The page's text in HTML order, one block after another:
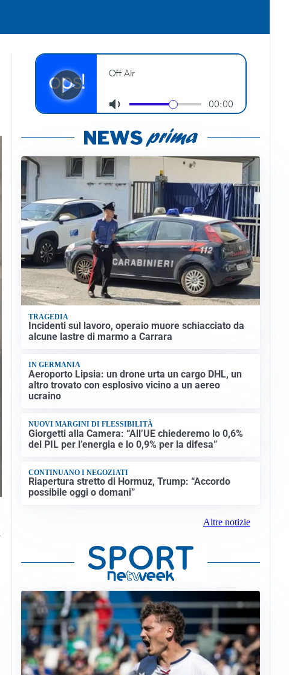
TRAGEDIA
Incidenti sul lavoro, operaio muore schiacciato da
alcune lastre di marmo a Carrara
IN GERMANIA
Aeroporto Lipsia: un drone urta un cargo DHL, un
altro trovato con esplosivo vicino a un aereo
ucraino
NUOVI MARGINI DI FLESSIBILITÀ
Giorgetti alla Camera: “All’UE chiederemo lo 0,6%
del PIL per l’energia e lo 0,9% per la difesa”
CONTINUANO I NEGOZIATI
Riapertura stretto di Hormuz, Trump: “Accordo
possibile oggi o domani”
Altre notizie